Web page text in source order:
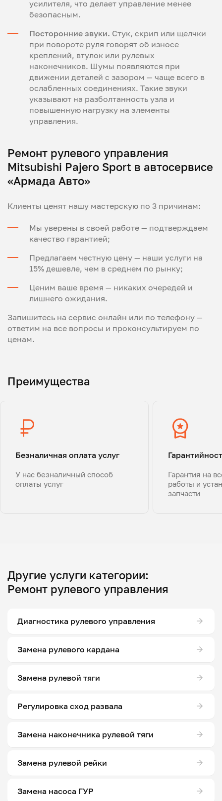
усилителя, что делает управление менее
безопасным.
Посторонние звуки. Стук, скрип или щелчки
при повороте руля говорят об износе
креплений, втулок или рулевых
наконечников. Шумы появляются при
движении деталей с зазором — чаще всего в
ослабленных соединениях. Такие звуки
указывают на разболтанность узла и
повышенную нагрузку на элементы
управления.
Ремонт рулевого управления
Mitsubishi Pajero Sport в автосервисе
«Армада Авто»
Клиенты ценят нашу мастерскую по 3 причинам:
Мы уверены в своей работе — подтверждаем
качество гарантией;
Предлагаем честную цену — наши услуги на
15% дешевле, чем в среднем по рынку;
Ценим ваше время — никаких очередей и
лишнего ожидания.
Запишитесь на сервис онлайн или по телефону —
ответим на все вопросы и проконсультируем по
ценам.
Преимущества
Безналичная оплата услуг
У нас безналичный способ
оплаты услуг
Гарантия на
работы и
запчасти
Другие услуги категории:
Ремонт рулевого управления
Диагностика рулевого управления
Замена рулевого кардана
Замена рулевой тяги
Регулировка сход развала
Замена наконечника рулевой тяги
Замена рулевой рейки
Замена насоса ГУР